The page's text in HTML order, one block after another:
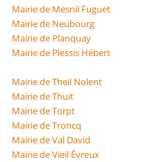
Mairie de Mesnil Fuguet
Mairie de Neubourg
Mairie de Planquay
Mairie de Plessis Hébert
Mairie de Theil Nolent
Mairie de Thuit
Mairie de Torpt
Mairie de Troncq
Mairie de Val David
Mairie de Vieil Évreux